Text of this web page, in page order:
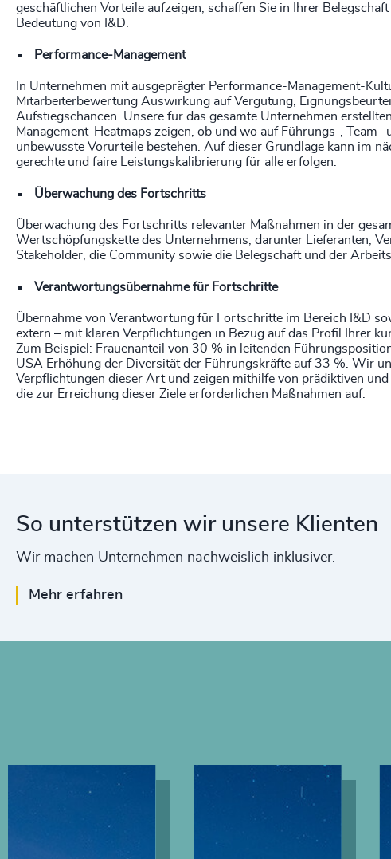
geschäftlichen Vorteile aufzeigen, schaffen Sie in Ihrer
Bedeutung von I&D.
Performance-Management
In Unternehmen mit ausgeprägter Performance-Management-
Mitarbeiterbewertung Auswirkung auf Vergütung,
Aufstiegschancen. Unsere für das gesamte Unternehmen
Management-Heatmaps zeigen, ob und wo auf Führungs-, Team-
unbewusste Vorurteile bestehen. Auf dieser Grundlage kann im
gerechte und faire Leistungskalibrierung für alle erfolgen.
Überwachung des Fortschritts
Überwachung des Fortschritts relevanter Maßnahmen in der
Wertschöpfungskette des Unternehmens, darunter Lieferanten,
Stakeholder, die Community sowie die Belegschaft und der
Verantwortungsübernahme für Fortschritte
Übernahme von Verantwortung für Fortschritte im Bereich I&D
extern – mit klaren Verpflichtungen in Bezug auf das Profil Ihrer
Zum Beispiel: Frauenanteil von 30 % in leitenden
USA Erhöhung der Diversität der Führungskräfte auf 33 %. Wir
Verpflichtungen dieser Art und zeigen mithilfe von prädiktiven
die zur Erreichung dieser Ziele erforderlichen Maßnahmen auf.
So unterstützen wir unsere Klienten
Wir machen Unternehmen nachweislich inklusiver.
Mehr erfahren